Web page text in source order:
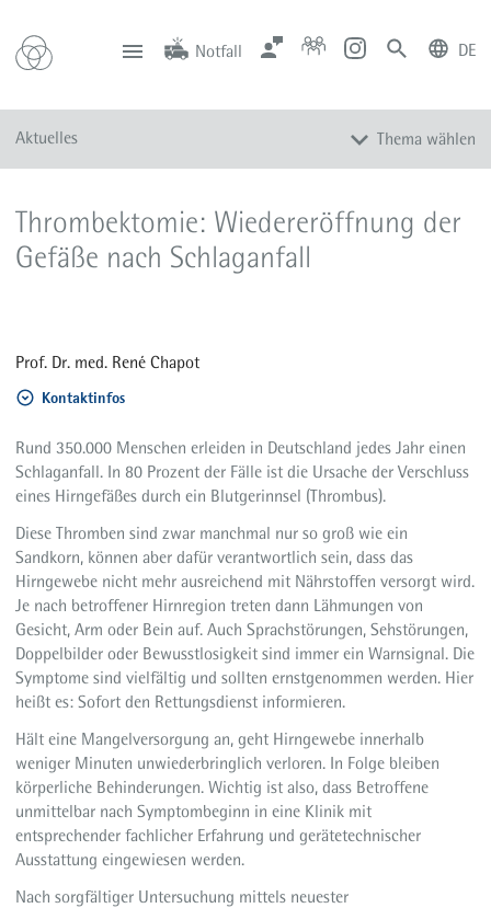
Notfall
Notfall Zentrale Anfahrt
DE
Aktuelles Thema wählen
Veranstaltungen
Newsletter
Presse
Mediathek
Thrombektomie: Wiedereröffnung der
Gefäße nach Schlaganfall
Prof. Dr. med. René Chapot
Kontaktinfos
Rund 350.000 Menschen erleiden in Deutschland jedes Jahr einen
Schlaganfall. In 80 Prozent der Fälle ist die Ursache der Verschluss
eines Hirngefäßes durch ein Blutgerinnsel (Thrombus).
Diese Thromben sind zwar manchmal nur so groß wie ein
Sandkorn, können aber dafür verantwortlich sein, dass das
Hirngewebe nicht mehr ausreichend mit Nährstoffen versorgt wird.
Je nach betroffener Hirnregion treten dann Lähmungen von
Gesicht, Arm oder Bein auf. Auch Sprachstörungen, Sehstörungen,
Doppelbilder oder Bewusstlosigkeit sind immer ein Warnsignal. Die
Symptome sind vielfältig und sollten ernstgenommen werden. Hier
heißt es: Sofort den Rettungsdienst informieren.
Hält eine Mangelversorgung an, geht Hirngewebe innerhalb
weniger Minuten unwiederbringlich verloren. In Folge bleiben
körperliche Behinderungen. Wichtig ist also, dass Betroffene
unmittelbar nach Symptombeginn in eine Klinik mit
entsprechender fachlicher Erfahrung und gerätetechnischer
Ausstattung eingewiesen werden.
Nach sorgfältiger Untersuchung mittels neuester